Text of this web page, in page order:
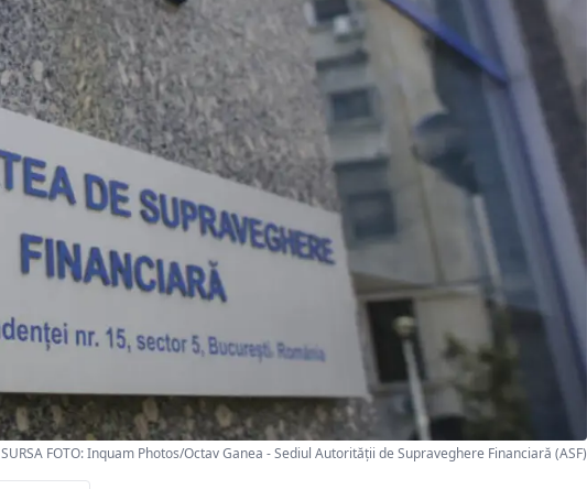
SURSA FOTO: Inquam Photos/Octav Ganea - Sediul Autorității de Supraveghere Financiară (ASF)